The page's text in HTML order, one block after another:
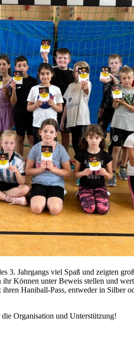
3. Jahrgangs viel Spaß und zeigten
Können unter Beweis stellen und
Haniball-Pass, entweder in Silber
Organisation und Unterstützung!